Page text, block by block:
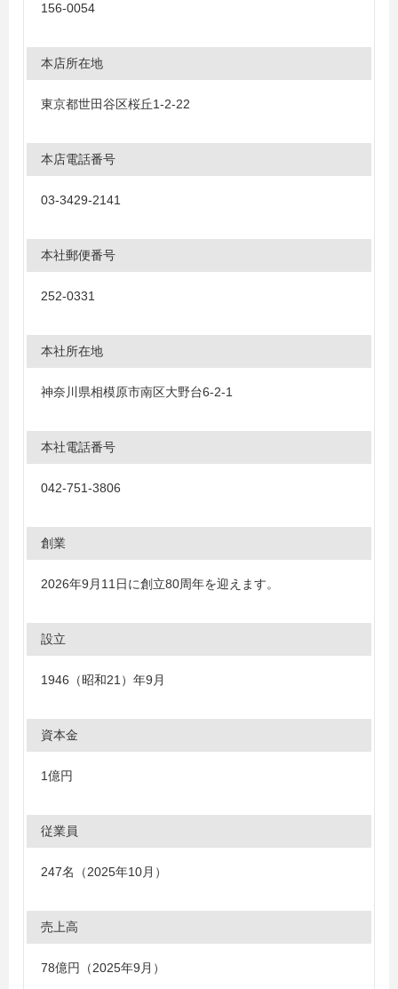
156-0054
本店所在地
東京都世田谷区桜丘1-2-22
本店電話番号
03-3429-2141
本社郵便番号
252-0331
本社所在地
神奈川県相模原市南区大野台6-2-1
本社電話番号
042-751-3806
創業
2026年9月11日に創立80周年を迎えます。
設立
1946（昭和21）年9月
資本金
1億円
従業員
247名（2025年10月）
売上高
78億円（2025年9月）